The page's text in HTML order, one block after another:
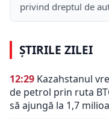
privind dreptul de
ȘTIRILE ZILEI
12:29 Kazahstanul
de petrol prin ruta
să ajungă la 1,7